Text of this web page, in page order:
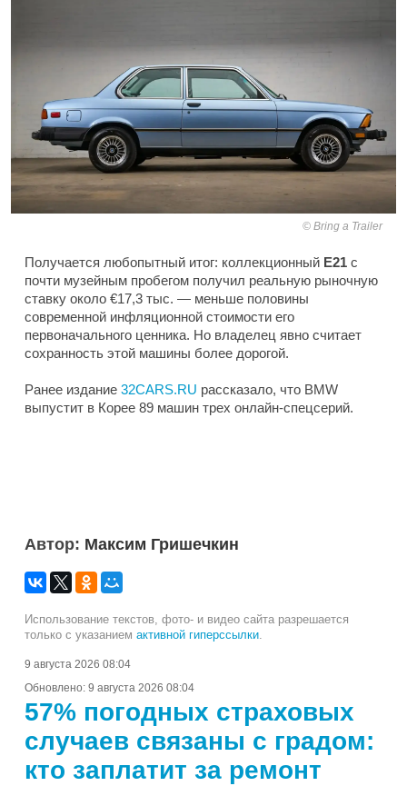
Bring a Trailer
Получается любопытный итог: коллекционный E21 с
почти музейным пробегом получил реальную рыночную
ставку около €17,3 тыс. — меньше половины
современной инфляционной стоимости его
первоначального ценника. Но владелец явно считает
сохранность этой машины более дорогой.
Ранее издание 32CARS.RU рассказало, что BMW
выпустит в Корее 89 машин трех онлайн-спецсерий.
Автор: Максим Гришечкин
Использование текстов, фото- и видео сайта разрешается
только с указанием активной гиперссылки.
9 августа 2026 08:04
Обновлено: 9 августа 2026 08:04
57% погодных страховых
случаев связаны с градом:
кто заплатит за ремонт